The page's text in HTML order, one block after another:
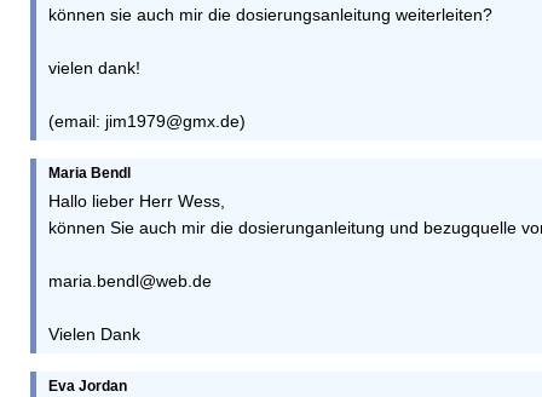
können sie auch mir die dosierungsanleitung weiterleiten?
vielen dank!
(email: jim1979@gmx.de)
Maria Bendl
Hallo lieber Herr Wess,
können Sie auch mir die dosierunganleitung und bezugquelle
maria.bendl@web.de
Vielen Dank
Eva Jordan